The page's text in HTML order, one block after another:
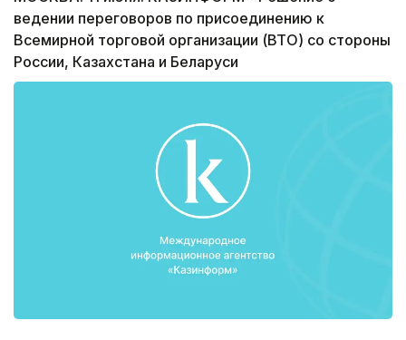
ведении переговоров по присоединению к
Всемирной торговой организации (ВТО) со стороны
России, Казахстана и Беларуси